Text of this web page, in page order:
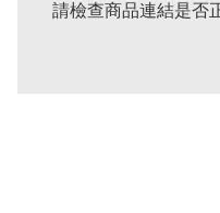
請檢查商品連結是否